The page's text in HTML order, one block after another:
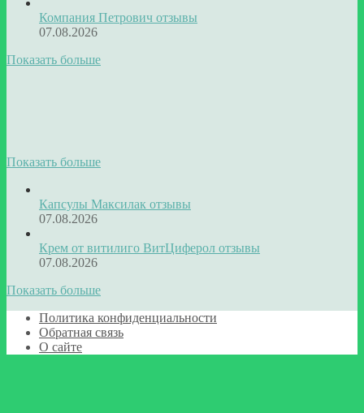
Компания Петрович отзывы
07.08.2026
Показать больше
Показать больше
Капсулы Максилак отзывы
07.08.2026
Крем от витилиго ВитЦиферол отзывы
07.08.2026
Показать больше
Политика конфиденциальности
Обратная связь
О сайте